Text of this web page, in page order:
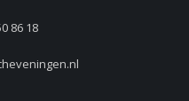
86 18